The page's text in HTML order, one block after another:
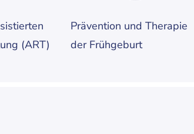
(ART)
Prävention und Therapie
der Frühgeburt